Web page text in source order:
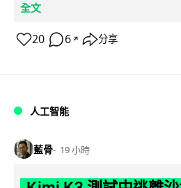
全文
20 6 ↗ 分享
人工智能
藍骨 19 小時